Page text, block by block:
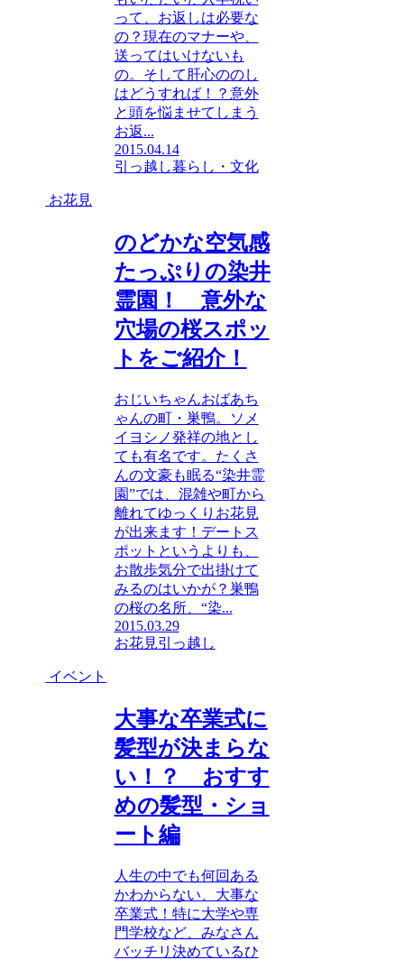
って、お返しは必要な
の？現在のマナーや、
送ってはいけないも
の。そして肝心ののし
はどうすれば！？意外
と頭を悩ませてしまう
お返...
2015.04.14
引っ越し暮らし・文化
お花見
のどかな空気感
たっぷりの染井
霊園！ 意外な
穴場の桜スポッ
トをご紹介！
おじいちゃんおばあち
ゃんの町・巣鴨。ソメ
イヨシノ発祥の地とし
ても有名です。たくさ
んの文豪も眠る“染井霊
園”では、混雑や町から
離れてゆっくりお花見
が出来ます！デートス
ポットというよりも、
お散歩気分で出掛けて
みるのはいかが？巣鴨
の桜の名所、“染...
2015.03.29
お花見引っ越し
イベント
大事な卒業式に
髪型が決まらな
い！？ おすす
めの髪型・ショ
ート編
人生の中でも何回ある
かわからない、大事な
卒業式！特に大学や専
門学校など、みなさん
バッチリ決めているひ